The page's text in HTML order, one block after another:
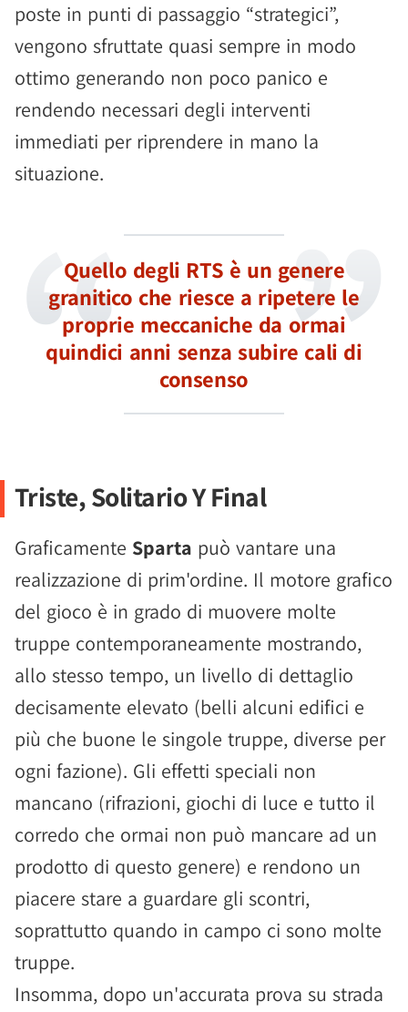
poste in punti di passaggio “strategici”,
vengono sfruttate quasi sempre in modo
ottimo generando non poco panico e
rendendo necessari degli interventi
immediati per riprendere in mano la
situazione.
Quello degli RTS è un genere
granitico che riesce a ripetere le
proprie meccaniche da ormai
quindici anni senza subire cali di
consenso
Triste, Solitario Y Final
Graficamente Sparta può vantare una
realizzazione di prim'ordine. Il motore grafico
del gioco è in grado di muovere molte
truppe contemporaneamente mostrando,
allo stesso tempo, un livello di dettaglio
decisamente elevato (belli alcuni edifici e
più che buone le singole truppe, diverse per
ogni fazione). Gli effetti speciali non
mancano (rifrazioni, giochi di luce e tutto il
corredo che ormai non può mancare ad un
prodotto di questo genere) e rendono un
piacere stare a guardare gli scontri,
soprattutto quando in campo ci sono molte
truppe.
Insomma, dopo un'accurata prova su strada